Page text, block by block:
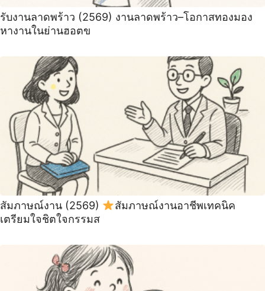
รับงานลาดพร้าว (2569) งานลาดพร้าว–โอกาสทองมอง
หางานในย่านฮอตข
สัมภาษณ์งาน (2569)
สัมภาษณ์งานอาชีพเทคนิค
เตรียมใจชิตใจกรรมส